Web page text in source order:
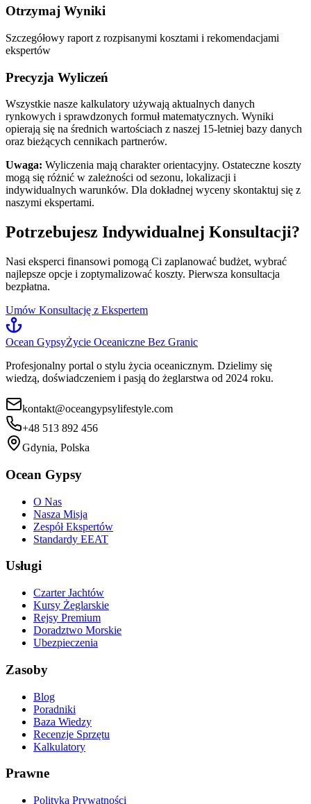
Otrzymaj Wyniki
Szczegółowy raport z rozpisanymi kosztami i rekomendacjami
ekspertów
Precyzja Wyliczeń
Wszystkie nasze kalkulatory używają aktualnych danych
rynkowych i sprawdzonych formuł matematycznych. Wyniki
opierają się na średnich wartościach z naszej 15-letniej bazy danych
oraz bieżących cennikach partnerów.
Uwaga: Wyliczenia mają charakter orientacyjny. Ostateczne koszty
mogą się różnić w zależności od sezonu, lokalizacji i
indywidualnych warunków. Dla dokładnej wyceny skontaktuj się z
naszymi ekspertami.
Potrzebujesz Indywidualnej Konsultacji?
Nasi eksperci finansowi pomogą Ci zaplanować budżet, wybrać
najlepsze opcje i zoptymalizować koszty. Pierwsza konsultacja
bezpłatna.
Umów Konsultację z Ekspertem
Ocean GypsyŻycie Oceaniczne Bez Granic
Profesjonalny portal o stylu życia oceanicznym. Dzielimy się
wiedzą, doświadczeniem i pasją do żeglarstwa od 2024 roku.
kontakt@oceangypsylifestyle.com
+48 513 892 456
Gdynia, Polska
Ocean Gypsy
O Nas
Nasza Misja
Zespół Ekspertów
Standardy EEAT
Usługi
Czarter Jachtów
Kursy Żeglarskie
Rejsy Premium
Doradztwo Morskie
Ubezpieczenia
Zasoby
Blog
Poradniki
Baza Wiedzy
Recenzje Sprzętu
Kalkulatory
Prawne
Polityka Prywatności